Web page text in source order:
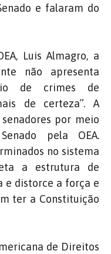
e falaram do
Luis Almagro, a
não apresenta
de crimes de
de certeza”. A
por meio
pela OEA.
no sistema
a estrutura de
e distorce a força e
ter a Constituição
de Direitos